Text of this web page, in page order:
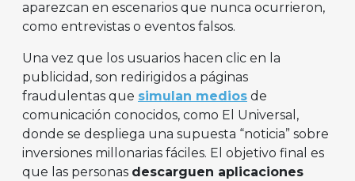
aparezcan en escenarios que nunca ocurrieron,
como entrevistas o eventos falsos.
Una vez que los usuarios hacen clic en la
publicidad, son redirigidos a páginas
fraudulentas que simulan medios de
comunicación conocidos, como El Universal,
donde se despliega una supuesta “noticia” sobre
inversiones millonarias fáciles. El objetivo final es
que las personas descarguen aplicaciones